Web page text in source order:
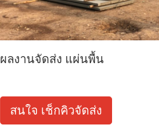
ผลงานจัดส่ง แผ่นพื้น
สนใจ เช็กคิวจัดส่ง